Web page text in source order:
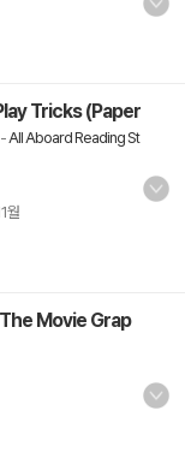
Tricks (Paper
-All Aboard Reading St
월
Movie Grap